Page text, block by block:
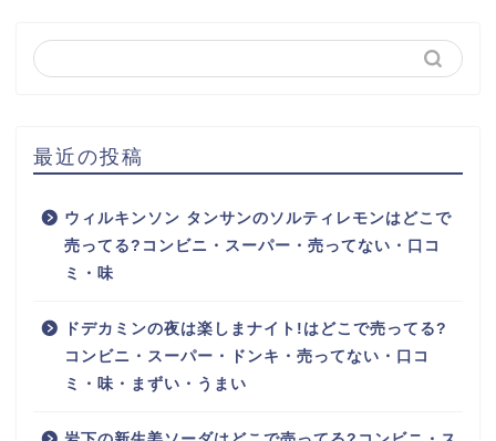
最近の投稿
ウィルキンソン タンサンのソルティレモンはどこで
売ってる?コンビニ・スーパー・売ってない・口コ
ミ・味
ドデカミンの夜は楽しまナイト!はどこで売ってる?
コンビニ・スーパー・ドンキ・売ってない・口コ
ミ・味・まずい・うまい